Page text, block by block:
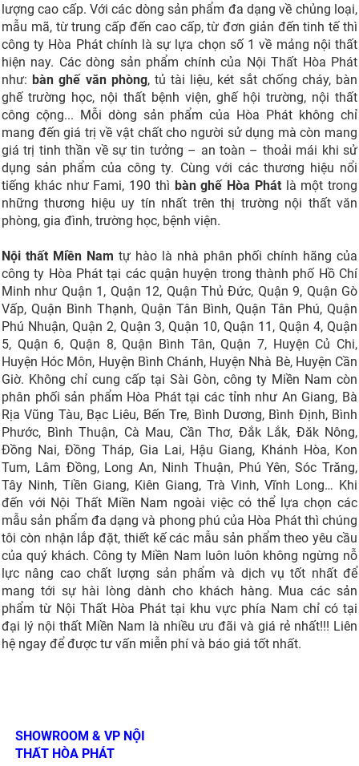
lượng cao cấp. Với các dòng sản phẩm đa dạng về chủng loại,
mẫu mã, từ trung cấp đến cao cấp, từ đơn giản đến tinh tế thì
công ty Hòa Phát chính là sự lựa chọn số 1 về mảng nội thất
hiện nay. Các dòng sản phẩm chính của Nội Thất Hòa Phát
như:bàn ghế văn phòng, tủ tài liệu, két sắt chống cháy, bàn
ghế trường học, nội thất bệnh viện, ghế hội trường, nội thất
công cộng... Mỗi dòng sản phẩm của Hòa Phát không chỉ
mang đến giá trị về vật chất cho người sử dụng mà còn mang
giá trị tinh thần về sự tin tưởng – an toàn – thoải mái khi sử
dụng sản phẩm của công ty. Cùng với các thương hiệu nổi
tiếng khác như Fami, 190 thì bàn ghế Hòa Phátlà một trong
những thương hiệu uy tín nhất trên thị trường nội thất văn
phòng, gia đình, trường học, bệnh viện.
Nội thất Miền Nam tự hào là nhà phân phối chính hãng của
công ty Hòa Phát tại các quận huyện trong thành phố Hồ Chí
Minh như Quận 1, Quận 12, Quận Thủ Đức, Quận 9, Quận Gò
Vấp, Quận Bình Thạnh, Quận Tân Bình, Quận Tân Phú, Quận
Phú Nhuận, Quận 2, Quận 3, Quận 10, Quận 11, Quận 4, Quận
5, Quận 6, Quận 8, Quận Bình Tân, Quận 7, Huyện Củ Chi,
Huyện Hóc Môn, Huyện Bình Chánh, Huyện Nhà Bè, Huyện Cần
Giờ. Không chỉ cung cấp tại Sài Gòn, công ty Miền Nam còn
phân phối sản phẩm Hòa Phát tại các tỉnh như An Giang, Bà
Rịa Vũng Tàu, Bạc Liêu, Bến Tre, Bình Dương, Bình Định, Bình
Phước, Bình Thuận, Cà Mau, Cần Thơ, Đắk Lắk, Đăk Nông,
Đồng Nai, Đồng Tháp, Gia Lai, Hậu Giang, Khánh Hòa, Kon
Tum, Lâm Đồng, Long An, Ninh Thuận, Phú Yên, Sóc Trăng,
Tây Ninh, Tiền Giang, Kiên Giang, Trà Vinh, Vĩnh Long… Khi
đến với Nội Thất Miền Nam ngoài việc có thể lựa chọn các
mẫu sản phẩm đa dạng và phong phú của Hòa Phát thì chúng
tôi còn nhận lắp đặt, thiết kế các mẫu sản phẩm theo yêu cầu
của quý khách. Công ty Miền Nam luôn luôn không ngừng nỗ
lực nâng cao chất lượng sản phẩm và dịch vụ tốt nhất để
mang tới sự hài lòng dành cho khách hàng. Mua các sản
phẩm từ Nội Thất Hòa Phát tại khu vực phía Nam chỉ có tại
đại lý nội thất Miền Nam là nhiều ưu đãi và giá rẻ nhất!!! Liên
hệ ngay để được tư vấn miễn phí và báo giá tốt nhất.
SHOWROOM & VP NỘI
THẤT HÒA PHÁT